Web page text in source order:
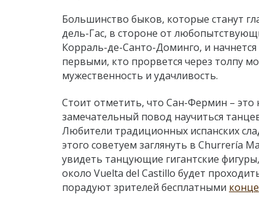
Большинство быков, которые станут
дель-Гас, в стороне от
Корраль-де-Санто-Доминго, и
первыми, кто прорвется через толпу
мужественность и удачливость.
Стоит отметить, что Сан-Фермин – это
замечательный повод научиться
Любители традиционных испанских
этого советуем заглянуть в Churrería
увидеть танцующие гигантские
около Vuelta del Castillo будет
порадуют зрителей бесплатными